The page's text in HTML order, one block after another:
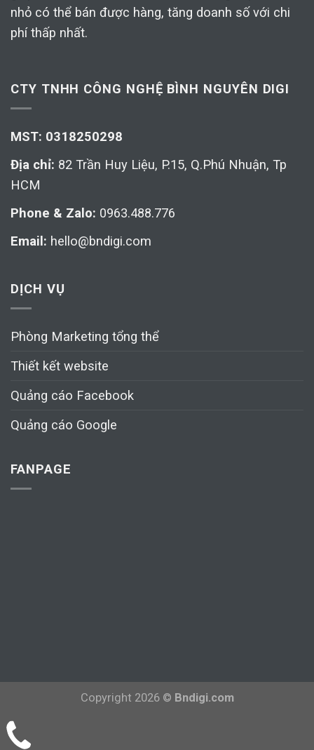
nhỏ có thể bán được hàng, tăng doanh số với chi
phí thấp nhất.
CTY TNHH CÔNG NGHỆ BÌNH NGUYÊN DIGI
MST: 0318250298
Địa chỉ: 82 Trần Huy Liệu, P.15, Q.Phú Nhuận, Tp
HCM
Phone & Zalo: 0963.488.776
Email: hello@bndigi.com
DỊCH VỤ
Phòng Marketing tổng thể
Thiết kết website
Quảng cáo Facebook
Quảng cáo Google
FANPAGE
Copyright 2026 © Bndigi.com